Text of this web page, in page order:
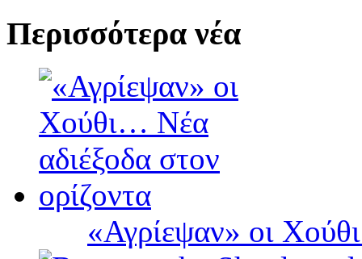
Περισσότερα νέα
«Αγρίεψαν» οι